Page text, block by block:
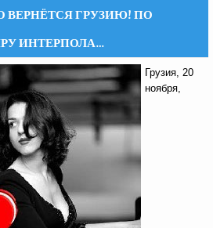
ГРУЗИЮ! ПО
ИНТЕРПОЛА…
Грузия, 20
ноября,